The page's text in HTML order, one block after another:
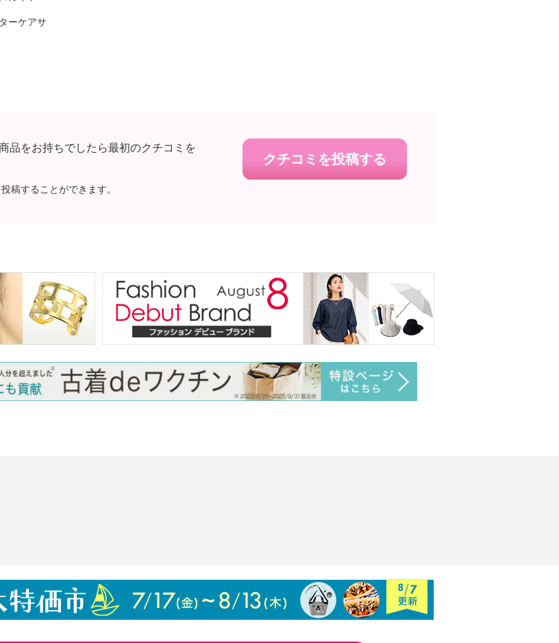
ーケアサ
クチコミを投稿する
品をお持ちでしたら最初のクチコミを
稿することができます。